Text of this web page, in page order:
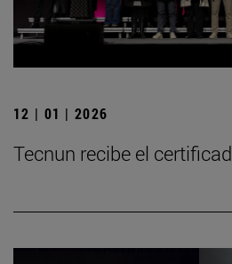
12 | 01 | 2026
Tecnun recibe el